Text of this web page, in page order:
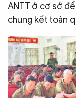
ANTT ở cơ sở
chung kết toàn